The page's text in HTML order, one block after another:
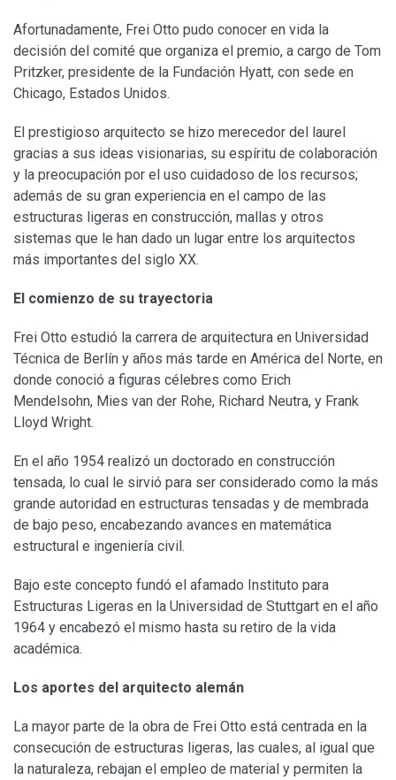
Afortunadamente, Frei Otto pudo conocer en vida la
decisión del comité que organiza el premio, a cargo de Tom
Pritzker, presidente de la Fundación Hyatt, con sede en
Chicago, Estados Unidos.
El prestigioso arquitecto se hizo merecedor del laurel
gracias a sus ideas visionarias, su espíritu de colaboración
y la preocupación por el uso cuidadoso de los recursos;
además de su gran experiencia en el campo de las
estructuras ligeras en construcción, mallas y otros
sistemas que le han dado un lugar entre los arquitectos
más importantes del siglo XX.
El comienzo de su trayectoria
Frei Otto estudió la carrera de arquitectura en Universidad
Técnica de Berlín y años más tarde en América del Norte, en
donde conoció a figuras célebres como Erich
Mendelsohn, Mies van der Rohe, Richard Neutra, y Frank
Lloyd Wright.
En el año 1954 realizó un doctorado en construcción
tensada, lo cual le sirvió para ser considerado como la más
grande autoridad en estructuras tensadas y de membrada
de bajo peso, encabezando avances en matemática
estructural e ingeniería civil.
Bajo este concepto fundó el afamado Instituto para
Estructuras Ligeras en la Universidad de Stuttgart en el año
1964 y encabezó el mismo hasta su retiro de la vida
académica.
Los aportes del arquitecto alemán
La mayor parte de la obra de Frei Otto está centrada en la
consecución de estructuras ligeras, las cuales, al igual que
la naturaleza, rebajan el empleo de material y permiten la